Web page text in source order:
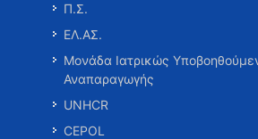
Π.Σ.
ΕΛ.ΑΣ.
Μονάδα Ιατρικώς
Αναπαραγωγής
UNHCR
CEPOL